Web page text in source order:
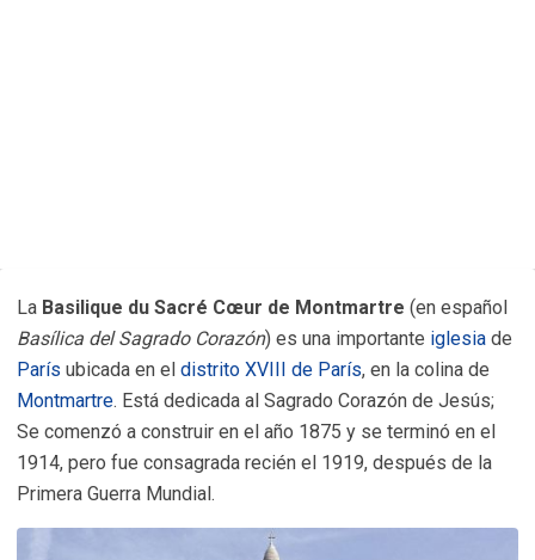
La Basilique du Sacré Cœur de Montmartre (en español
Basílica del Sagrado Corazón) es una importante iglesia de
París ubicada en el distrito XVIII de París, en la colina de
Montmartre. Está dedicada al Sagrado Corazón de Jesús;
Se comenzó a construir en el año 1875 y se terminó en el
1914, pero fue consagrada recién el 1919, después de la
Primera Guerra Mundial.